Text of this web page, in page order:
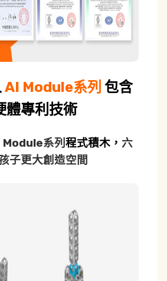
AI Module系列 包含
體專利技術
Module系列 程式積木， 六
子更大創造空間